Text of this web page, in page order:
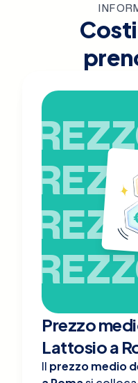
Prezzo
Lattosio a
Il prezzo medio